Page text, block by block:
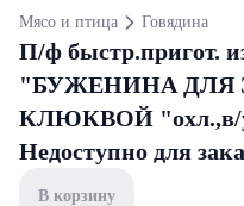
Мясо и птица Говядина
П/ф быстр.пригот.
"БУЖЕНИНА ДЛЯ
КЛЮКВОЙ "охл.,в/
Недоступно для
В корзину